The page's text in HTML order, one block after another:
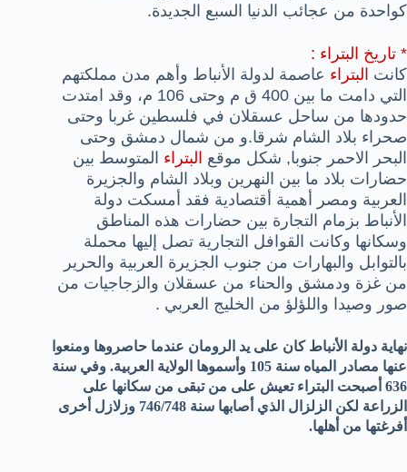
كواحدة من عجائب الدنيا السبع الجديدة.
* تاريخ البتراء :
كانت البتراء عاصمة لدولة الأنباط وأهم مدن مملكتهم
التي دامت ما بين 400 ق م وحتى 106 م، وقد امتدت
حدودها من ساحل عسقلان في فلسطين غربا وحتى
صحراء بلاد الشام شرقا.و من شمال دمشق وحتى
البحر الاحمر جنوبا, شكل موقع البتراء المتوسط بين
حضارات بلاد ما بين النهرين وبلاد الشام والجزيرة
العربية ومصر أهمية أقتصادية فقد أمسكت دولة
الأنباط بزمام التجارة بين حضارات هذه المناطق
وسكانها وكانت القوافل التجارية تصل إليها محملة
بالتوابل والبهارات من جنوب الجزيرة العربية والحرير
من غزة ودمشق والحناء من عسقلان والزجاجيات من
صور وصيدا واللؤلؤ من الخليج العربي .
نهاية دولة الأنباط كان على يد الرومان عندما حاصروها ومنعوا
عنها مصادر المياه سنة 105 وأسموها الولاية العربية. وفي سنة
636 أصبحت البتراء تعيش على من تبقى من سكانها على
الزراعة لكن الزلزال الذي أصابها سنة 746/748 وزلازل أخرى
أفرغتها من أهلها.